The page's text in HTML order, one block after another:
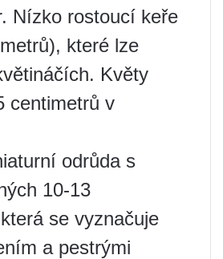
Nízko rostoucí keře
které lze
Květy
centimetrů v
odrůda s
10-13
se vyznačuje
a pestrými